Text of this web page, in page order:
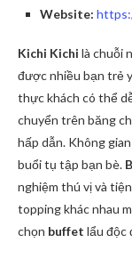
Website:
Kichi Kichi là chuỗi
được nhiều bạn trẻ
thực khách có thể
chuyển trên băng
hấp dẫn. Không
buổi tụ tập bạn bè.
nghiệm thú vị và
topping khác nhau
chọn buffet lẩu độc